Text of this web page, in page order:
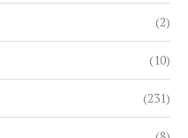
(2)
(10)
(231)